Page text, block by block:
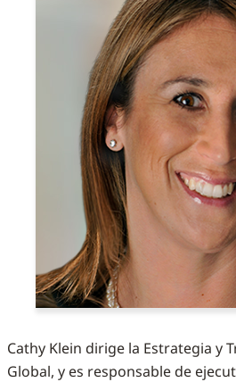
Cathy Klein dirige la Estrategia y
Global, y es responsable de